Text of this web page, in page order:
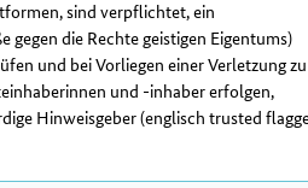
sind verpflichtet, ein
die Rechte geistigen Eigentums)
und bei Vorliegen einer Verletzung zu
und -inhaber erfolgen,
Hinweisgeber (englisch trusted